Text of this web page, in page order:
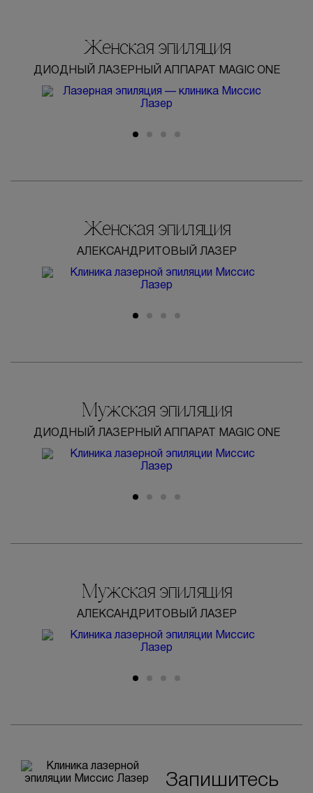
Женская эпиляция
ДИОДНЫЙ ЛАЗЕРНЫЙ АППАРАТ MAGIC ONE
Женская эпиляция
АЛЕКСАНДРИТОВЫЙ ЛАЗЕР
Мужская эпиляция
ДИОДНЫЙ ЛАЗЕРНЫЙ АППАРАТ MAGIC ONE
Мужская эпиляция
АЛЕКСАНДРИТОВЫЙ ЛАЗЕР
Запишитесь